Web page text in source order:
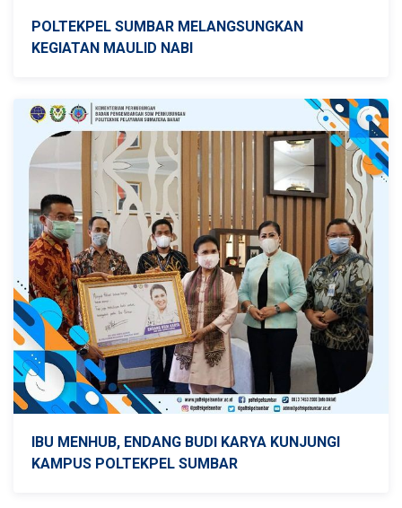
POLTEKPEL SUMBAR MELANGSUNGKAN
KEGIATAN MAULID NABI
IBU MENHUB, ENDANG BUDI KARYA KUNJUNGI
KAMPUS POLTEKPEL SUMBAR